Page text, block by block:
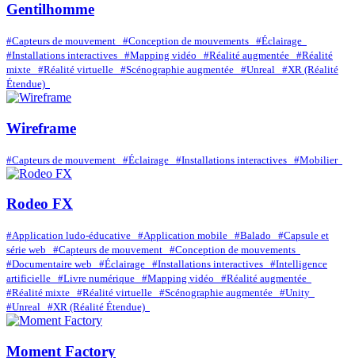
Gentilhomme
#Capteurs de mouvement #Conception de mouvements #Éclairage
#Installations interactives #Mapping vidéo #Réalité augmentée #Réalité
mixte #Réalité virtuelle #Scénographie augmentée #Unreal #XR (Réalité
Étendue)
Wireframe
#Capteurs de mouvement #Éclairage #Installations interactives #Mobilier
Rodeo FX
#Application ludo-éducative #Application mobile #Balado #Capsule et
série web #Capteurs de mouvement #Conception de mouvements
#Documentaire web #Éclairage #Installations interactives #Intelligence
artificielle #Livre numérique #Mapping vidéo #Réalité augmentée
#Réalité mixte #Réalité virtuelle #Scénographie augmentée #Unity
#Unreal #XR (Réalité Étendue)
Moment Factory